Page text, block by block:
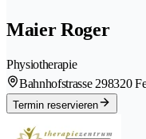
Maier Roger
Physiotherapie
Bahnhofstrasse 298320
Termin reservieren